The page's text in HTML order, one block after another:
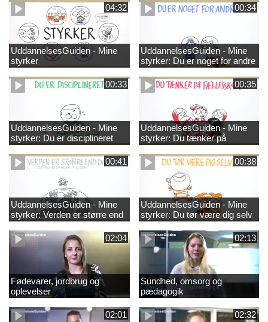
04:32
UddannelsesGuiden - Mine
styrker
00:34
UddannelsesGuiden - Mine
styrker: Du er noget for andre
00:33
UddannelsesGuiden - Mine
styrker: Du er disciplineret
00:35
UddannelsesGuiden - Mine
styrker: Du tænker på
fællesskabet
00:41
UddannelsesGuiden - Mine
styrker: Verden er større end
dig og du bidrager til den
00:38
UddannelsesGuiden - Mine
styrker: Du tør være dig selv
02:04
Fødevarer, jordbrug og
oplevelser
02:13
Sundhed, omsorg og
pædagogik
02:01 02:32